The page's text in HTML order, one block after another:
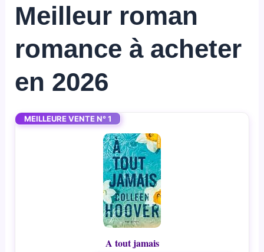
Meilleur roman
romance à acheter
en 2026
MEILLEURE VENTE N° 1
A tout jamais